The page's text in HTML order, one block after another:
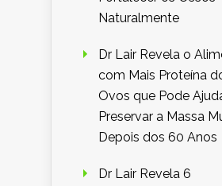
Naturalmente
Dr Lair Revela o
com Mais Proteína
Ovos que Pode
Preservar a Massa
Depois dos 60 Anos
Dr Lair Revela 6